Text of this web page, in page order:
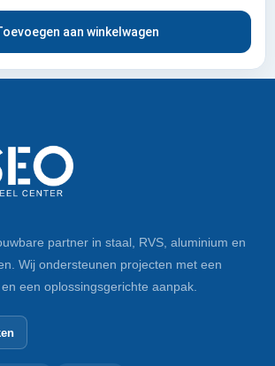
aan winkelwagen
partner in staal, RVS, aluminium en
Wij ondersteunen projecten met een
een oplossingsgerichte aanpak.